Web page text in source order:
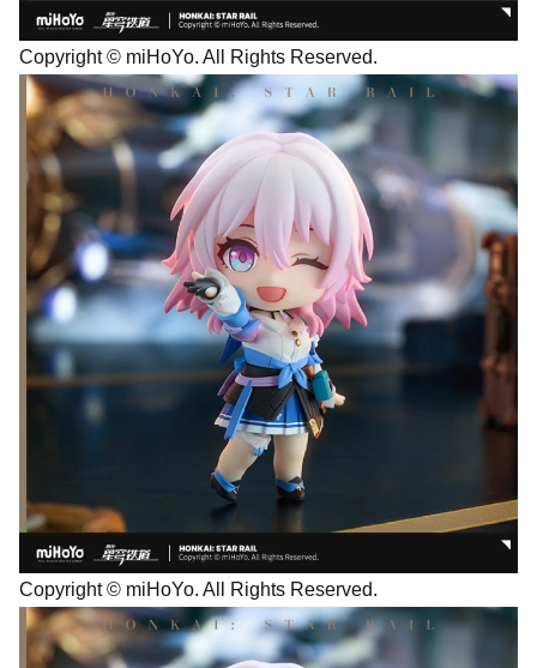
Copyright © miHoYo. All Rights Reserved.
Copyright © miHoYo. All Rights Reserved.